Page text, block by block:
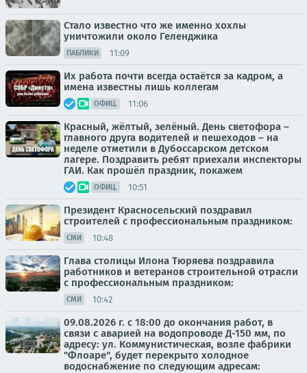
Стало известно что же именно хохлы
уничтожили около Геленджика
ПАБЛИКИ 11:09
Их работа почти всегда остаётся за кадром, а
имена известны лишь коллегам
ОФИЦ. 11:06
Красный, жёлтый, зелёный. День светофора –
главного друга водителей и пешеходов – на
неделе отметили в Дубоссарском детском
лагере. Поздравить ребят приехали инспекторы
ГАИ. Как прошёл праздник, покажем
ОФИЦ. 10:51
Президент Красносельский поздравил
строителей с профессиональным праздником:
СМИ 10:48
Глава столицы Илона Тюряева поздравила
работников и ветеранов строительной отрасли
с профессиональным праздником:
СМИ 10:42
09.08.2026 г. с 18:00 до окончания работ, в
связи с аварией на водопроводе Д-150 мм, по
адресу: ул. Коммунистическая, возле фабрики
"Флоаре", будет перекрыто холодное
водоснабжение по следующим адресам: